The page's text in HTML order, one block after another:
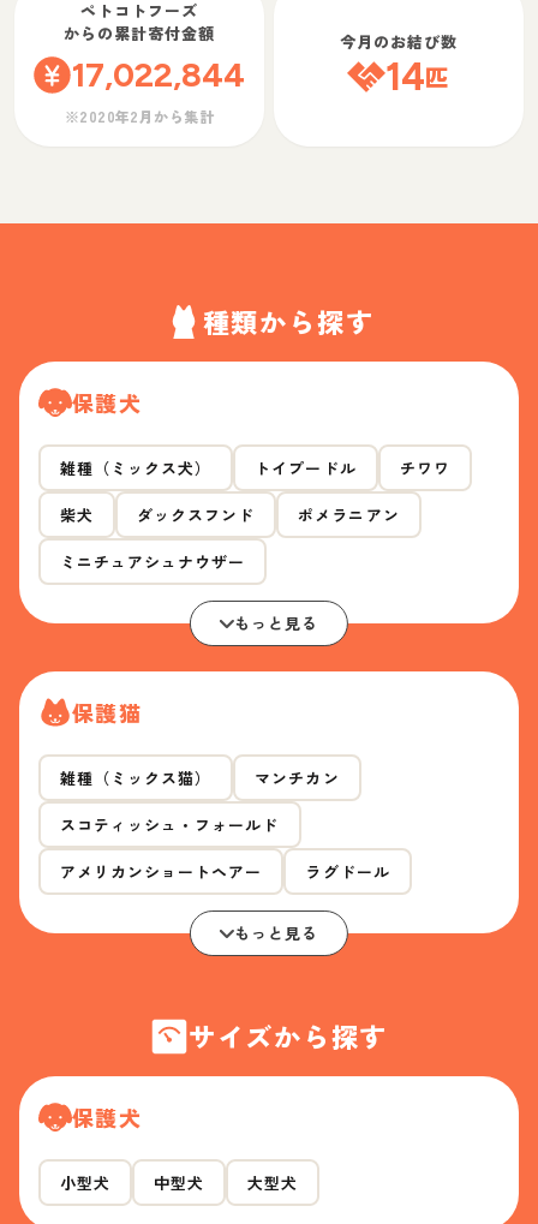
ペトコトフーズ
からの累計寄付金額
17,022,844
※2020年2月から集計
今月のお結び数
14匹
種類から探す
保護犬
雑種（ミックス犬） トイプードル チワワ
柴犬 ダックスフンド ポメラニアン
ミニチュアシュナウザー
もっと見る
保護猫
雑種（ミックス猫） マンチカン
スコティッシュ・フォールド
アメリカンショートヘアー ラグドール
もっと見る
サイズから探す
保護犬
小型犬 中型犬 大型犬